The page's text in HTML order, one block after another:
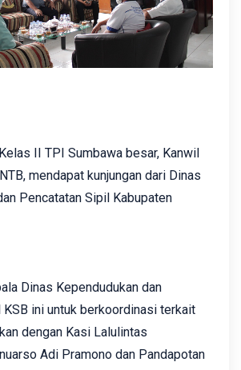
II TPI Sumbawa besar, Kanwil
mendapat kunjungan dari Dinas
Pencatatan Sipil Kabupaten
Dinas Kependudukan dan
KSB ini untuk berkoordinasi terkait
dengan Kasi Lalulintas
Adi Pramono dan Pandapotan